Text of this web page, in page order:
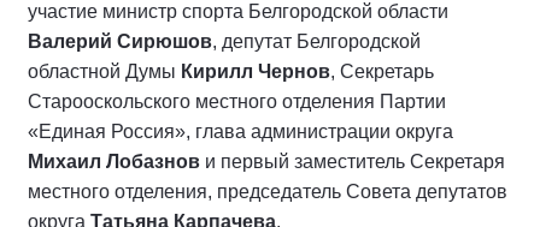
участие министр спорта Белгородской области
Валерий Сирюшов, депутат Белгородской
областной Думы Кирилл Чернов, Секретарь
Старооскольского местного отделения Партии
«Единая Россия», глава администрации округа
Михаил Лобазнов и первый заместитель Секретаря
местного отделения, председатель Совета депутатов
округа Татьяна Карпачева.